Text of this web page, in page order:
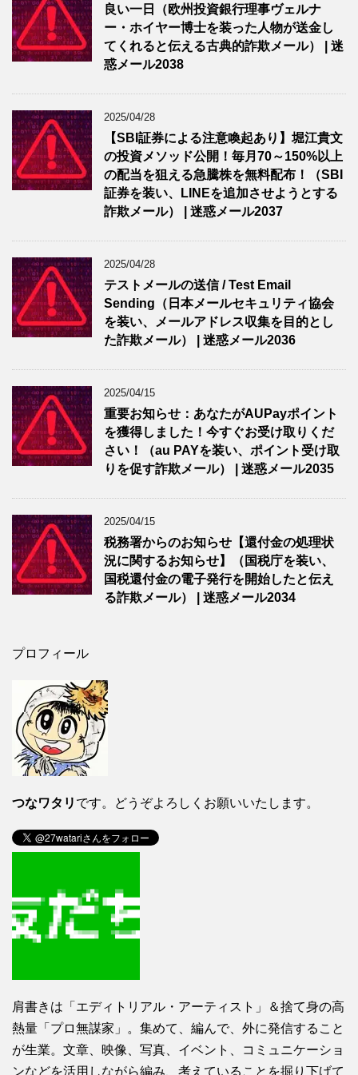
良い一日（欧州投資銀行理事ヴェルナ
ー・ホイヤー博士を装った人物が送金し
てくれると伝える古典的詐欺メール） | 迷
惑メール2038
2025/04/28
【SBI証券による注意喚起あり】堀江貴文
の投資メソッド公開！毎月70～150%以上
の配当を狙える急騰株を無料配布！（SBI
証券を装い、LINEを追加させようとする
詐欺メール） | 迷惑メール2037
2025/04/28
テストメールの送信 / Test Email
Sending（日本メールセキュリティ協会
を装い、メールアドレス収集を目的とし
た詐欺メール） | 迷惑メール2036
2025/04/15
重要お知らせ：あなたがAUPayポイント
を獲得しました！今すぐお受け取りくだ
さい！（au PAYを装い、ポイント受け取
りを促す詐欺メール） | 迷惑メール2035
2025/04/15
税務署からのお知らせ【還付金の処理状
況に関するお知らせ】（国税庁を装い、
国税還付金の電子発行を開始したと伝え
る詐欺メール） | 迷惑メール2034
プロフィール
つなワタリ です。どうぞよろしくお願いいたします。
肩書きは「エディトリアル・アーティスト」＆捨て身の高
熱量「プロ無謀家」。集めて、編んで、外に発信すること
が生業。文章、映像、写真、イベント、コミュニケーショ
ンなどを活用しながら編み、考えていることを掘り下げて